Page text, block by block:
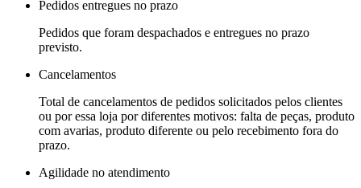
Pedidos entregues no prazo
Pedidos que foram despachados e entregues no prazo
previsto.
Cancelamentos
Total de cancelamentos de pedidos solicitados pelos clientes
ou por essa loja por diferentes motivos: falta de peças, produto
com avarias, produto diferente ou pelo recebimento fora do
prazo.
Agilidade no atendimento